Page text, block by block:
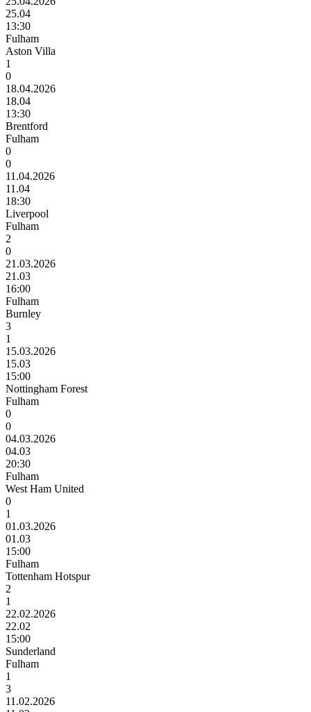
25.04
13:30
Fulham
Aston Villa
1
0
18.04.2026
18.04
13:30
Brentford
Fulham
0
0
11.04.2026
11.04
18:30
Liverpool
Fulham
2
0
21.03.2026
21.03
16:00
Fulham
Burnley
3
1
15.03.2026
15.03
15:00
Nottingham Forest
Fulham
0
0
04.03.2026
04.03
20:30
Fulham
West Ham United
0
1
01.03.2026
01.03
15:00
Fulham
Tottenham Hotspur
2
1
22.02.2026
22.02
15:00
Sunderland
Fulham
1
3
11.02.2026